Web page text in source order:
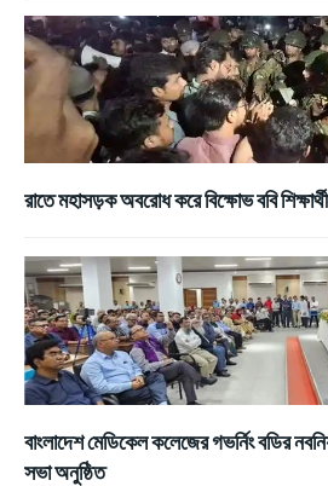
রাতে মহাসড়ক অবরোধ করে বিক্ষোভ ববি
বাংলাদেশ মেডিকেল কলেজের গভর্নিং বডির
সভা অনুষ্ঠিত